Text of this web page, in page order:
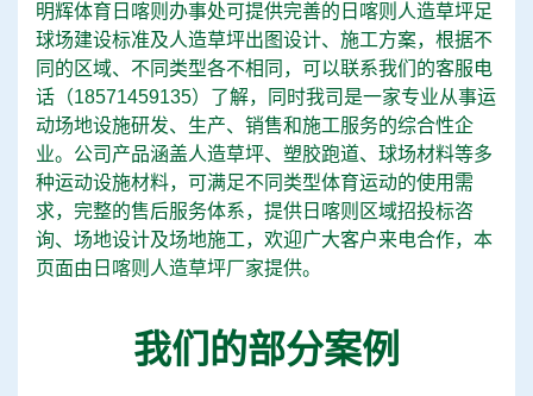
明辉体育日喀则办事处可提供完善的日喀则人造草坪足
球场建设标准及人造草坪出图设计、施工方案，根据不
同的区域、不同类型各不相同，可以联系我们的客服电
话（18571459135）了解，同时我司是一家专业从事运
动场地设施研发、生产、销售和施工服务的综合性企
业。公司产品涵盖人造草坪、塑胶跑道、球场材料等多
种运动设施材料，可满足不同类型体育运动的使用需
求，完整的售后服务体系，提供日喀则区域招投标咨
询、场地设计及场地施工，欢迎广大客户来电合作，本
页面由 日喀则人造草坪厂家提供。
我们的部分案例